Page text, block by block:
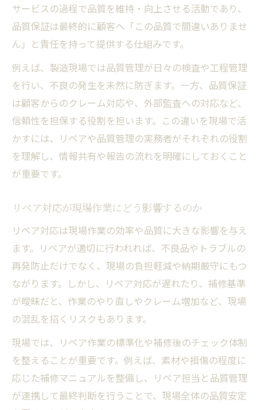
サービスの過程で品質を維持・向上させる活動であり、
品質保証は最終的に顧客へ「この品質で間違いありませ
ん」と責任を持って提供する仕組みです。
例えば、製造現場では品質管理が日々の検査や工程管理
を行い、不良の発生を未然に防ぎます。一方、品質保証
は顧客からのクレーム対応や、外部監査への対応など、
信頼性を担保する役割を担います。この違いを現場で活
かすには、リペアや品質管理の実務者がそれぞれの役割
を理解し、情報共有や報告の流れを明確にしておくこと
が重要です。
リペア対応が現場作業にどう影響するのか
リペア対応は現場作業の効率や品質に大きな影響を与え
ます。リペアが適切に行われれば、不良品やトラブルの
再発防止だけでなく、現場の負担軽減や納期厳守にもつ
ながります。しかし、リペア対応が遅れたり、補修基準
が曖昧だと、作業のやり直しやクレーム増加など、現場
の混乱を招くリスクもあります。
現場では、リペア作業の標準化や補修後のチェック体制
を整えることが重要です。例えば、素材や損傷の程度に
応じた補修マニュアルを整備し、リペア担当と品質管理
が連携して最終判断を行うことで、現場全体の品質安定